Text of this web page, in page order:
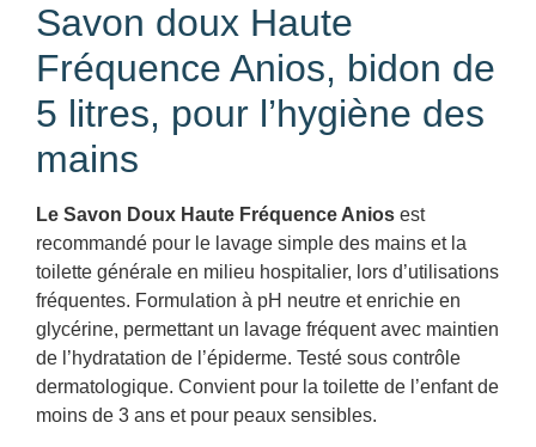
Savon doux Haute
Fréquence Anios, bidon de
5 litres, pour l’hygiène des
mains
Le Savon Doux Haute Fréquence Anios est
recommandé pour le lavage simple des mains et la
toilette générale en milieu hospitalier, lors d’utilisations
fréquentes. Formulation à pH neutre et enrichie en
glycérine, permettant un lavage fréquent avec maintien
de l’hydratation de l’épiderme. Testé sous contrôle
dermatologique. Convient pour la toilette de l’enfant de
moins de 3 ans et pour peaux sensibles.